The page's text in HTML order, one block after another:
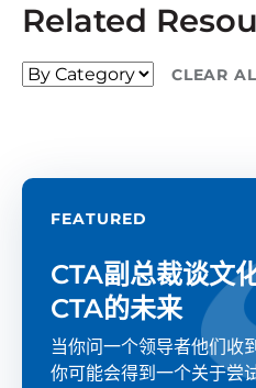
Related
CLEAR
FEATURED
CTA副总裁谈文
CTA的未来
当你问一个领导者他们收
你可能会得到一个关于尝